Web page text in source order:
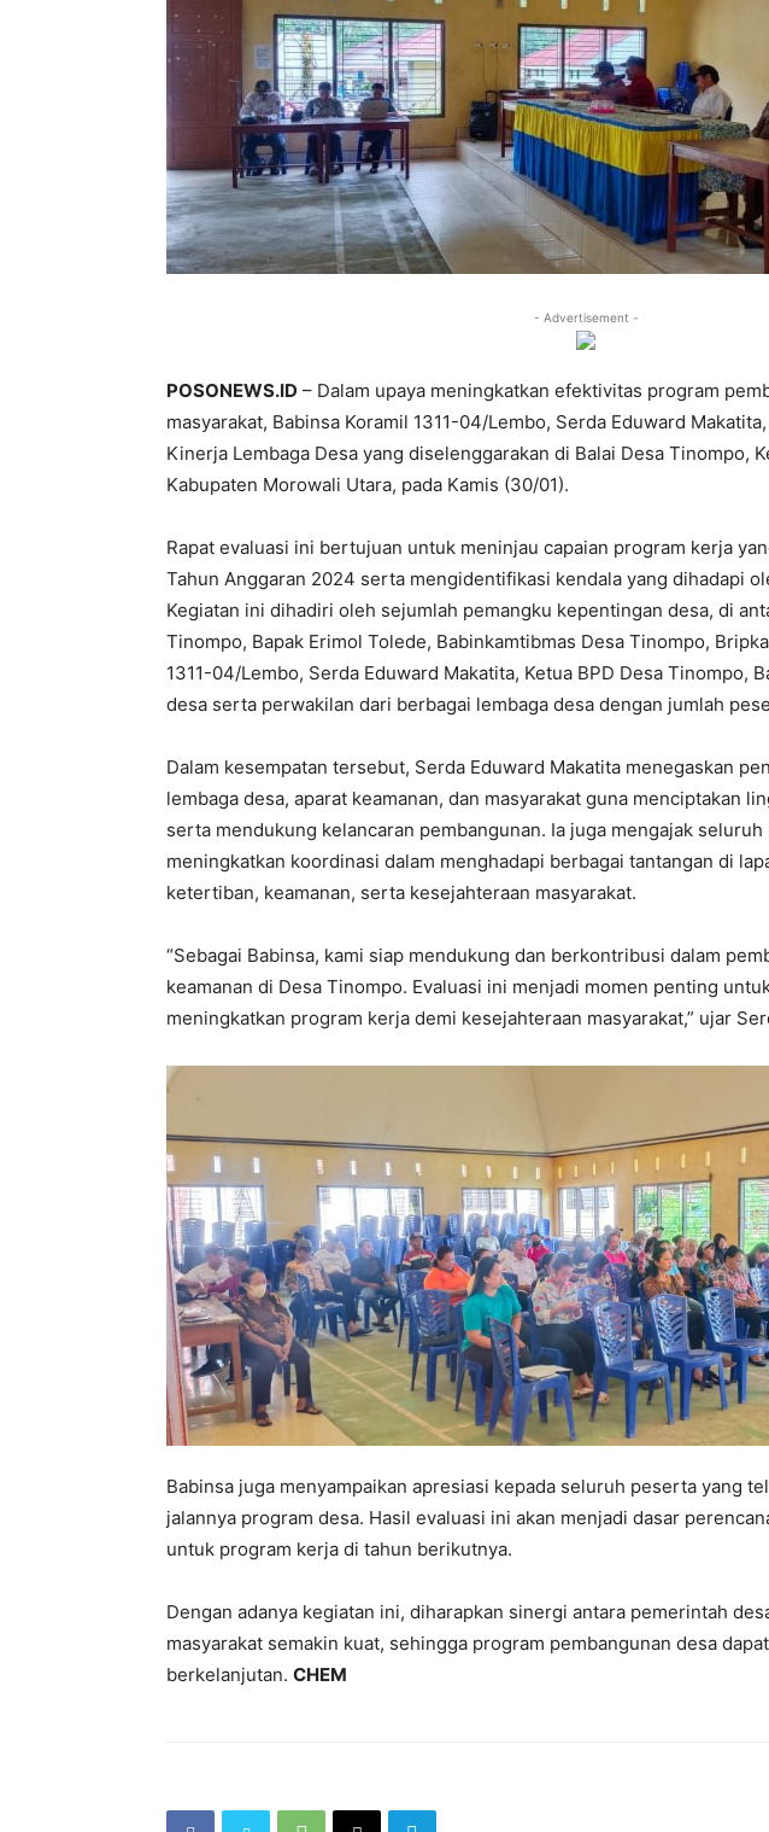
- Advertisement -
POSONEWS.ID – Dalam upaya meningkatkan efektivitas program
masyarakat, Babinsa Koramil 1311-04/Lembo, Serda Eduward
Kinerja Lembaga Desa yang diselenggarakan di Balai Desa Tinompo,
Kabupaten Morowali Utara, pada Kamis (30/01).
Rapat evaluasi ini bertujuan untuk meninjau capaian program kerja
Tahun Anggaran 2024 serta mengidentifikasi kendala yang dihadapi
Kegiatan ini dihadiri oleh sejumlah pemangku kepentingan desa, di
Tinompo, Bapak Erimol Tolede, Babinkamtibmas Desa Tinompo,
1311-04/Lembo, Serda Eduward Makatita, Ketua BPD Desa Tinompo,
desa serta perwakilan dari berbagai lembaga desa dengan jumlah
Dalam kesempatan tersebut, Serda Eduward Makatita menegaskan
lembaga desa, aparat keamanan, dan masyarakat guna menciptakan
serta mendukung kelancaran pembangunan. Ia juga mengajak
meningkatkan koordinasi dalam menghadapi berbagai tantangan di
ketertiban, keamanan, serta kesejahteraan masyarakat.
“Sebagai Babinsa, kami siap mendukung dan berkontribusi dalam
keamanan di Desa Tinompo. Evaluasi ini menjadi momen penting
meningkatkan program kerja demi kesejahteraan masyarakat,” ujar
Babinsa juga menyampaikan apresiasi kepada seluruh peserta yang
jalannya program desa. Hasil evaluasi ini akan menjadi dasar
untuk program kerja di tahun berikutnya.
Dengan adanya kegiatan ini, diharapkan sinergi antara pemerintah
masyarakat semakin kuat, sehingga program pembangunan desa
berkelanjutan. CHEM